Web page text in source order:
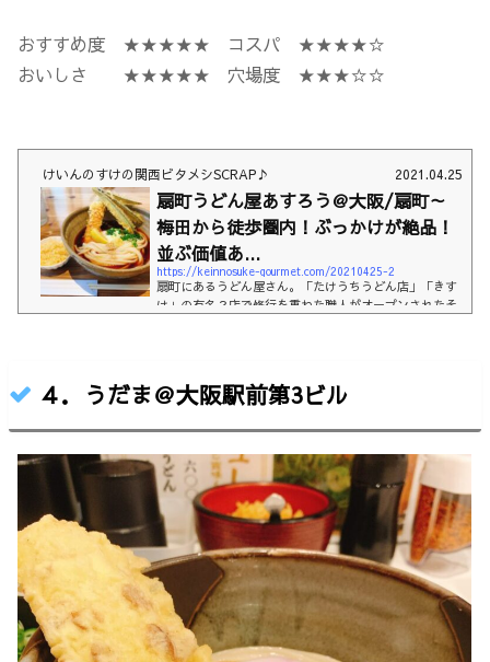
おすすめ度 ★★★★★ コスパ ★★★★☆
おいしさ ★★★★★ 穴場度 ★★★☆☆
けいんのすけの関西ビタメシSCRAP♪ 2021.04.25
扇町うどん屋あすろう＠大阪/扇町～
梅田から徒歩圏内！ぶっかけが絶品！
並ぶ価値あ...
https://keinnosuke-gourmet.com/20210425-2
扇町にあるうどん屋さん。「たけうちうどん店」「きす
け」の有名２店で修行を重ねた職人がオープンされたそ
ちくわ天と温玉ぶっかけ(820円)&なすび天(130円)お店
の情報その他おすすめうどん屋お店の雰囲気はーい、ど
扇町にある有名うどん屋へ。ランチタイムに行きました
が軽く行列！１０分ほど並びました。この時間は...
４．うだま＠大阪駅前第3ビル